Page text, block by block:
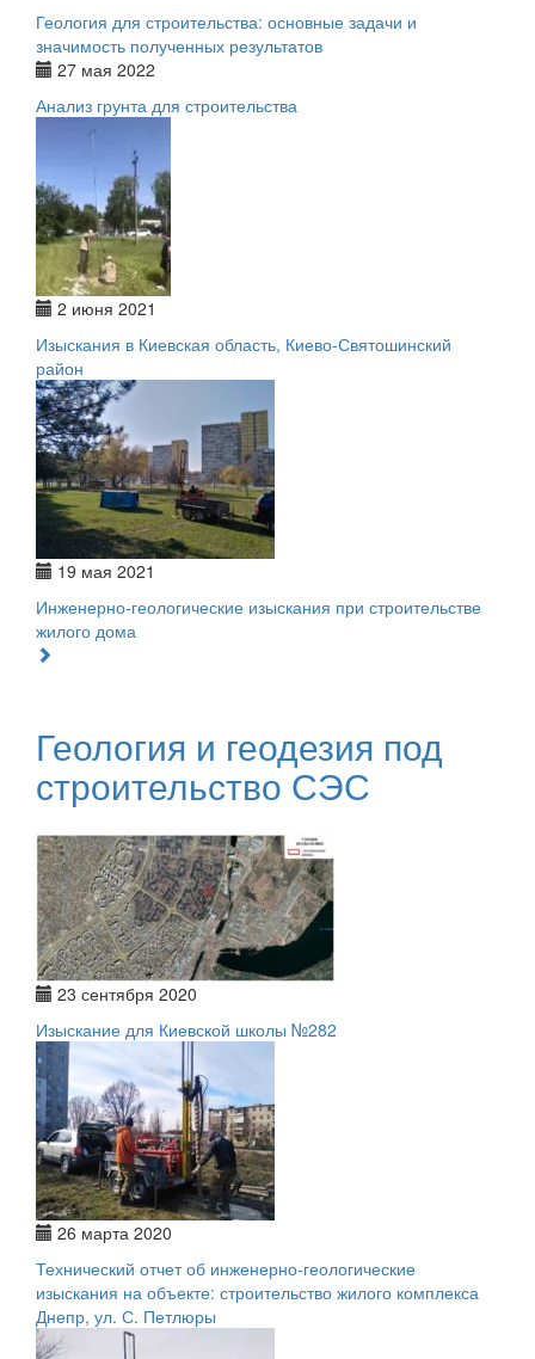
Геология для строительства: основные задачи и
значимость полученных результатов
27 мая 2022
Анализ грунта для строительства
2 июня 2021
Изыскания в Киевская область, Киево-Святошинский
район
19 мая 2021
Инженерно-геологические изыскания при строительстве
жилого дома
Геология и геодезия под
строительство СЭС
23 сентября 2020
Изыскание для Киевской школы №282
26 марта 2020
Технический отчет об инженерно-геологические
изыскания на объекте: строительство жилого комплекса
Днепр, ул. С. Петлюры